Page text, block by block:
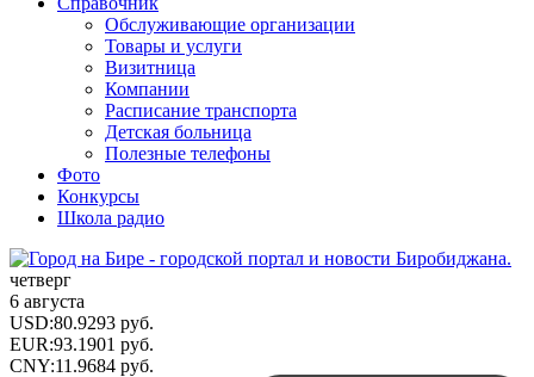
Обслуживающие организации
Товары и услуги
Визитница
Компании
Расписание транспорта
Детская больница
Полезные телефоны
Фото
Конкурсы
Школа радио
четверг
6 августа
USD:80.9293 руб.
EUR:93.1901 руб.
CNY:11.9684 руб.